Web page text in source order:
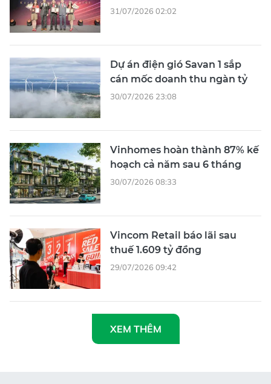
31/07/2026 02:02
Dự án điện gió Savan 1 sắp
cán mốc doanh thu ngàn tỷ
30/07/2026 23:08
Vinhomes hoàn thành 87% kế
hoạch cả năm sau 6 tháng
30/07/2026 08:33
Vincom Retail báo lãi sau
thuế 1.609 tỷ đồng
29/07/2026 09:42
XEM THÊM